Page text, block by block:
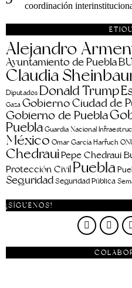
coordinación
Alejandro
Ayuntamiento de Puebla
Claudia
Diputados Donald Trump
Gaza Gobierno Ciudad de
Gobierno de Puebla
PueblaGuardia Nacional
México Omar García Harfuch
ChedrauiPepe Chedraui
Protección Civil Puebla
SeguridadSeguridad Pública
¡SÍGUENOS!